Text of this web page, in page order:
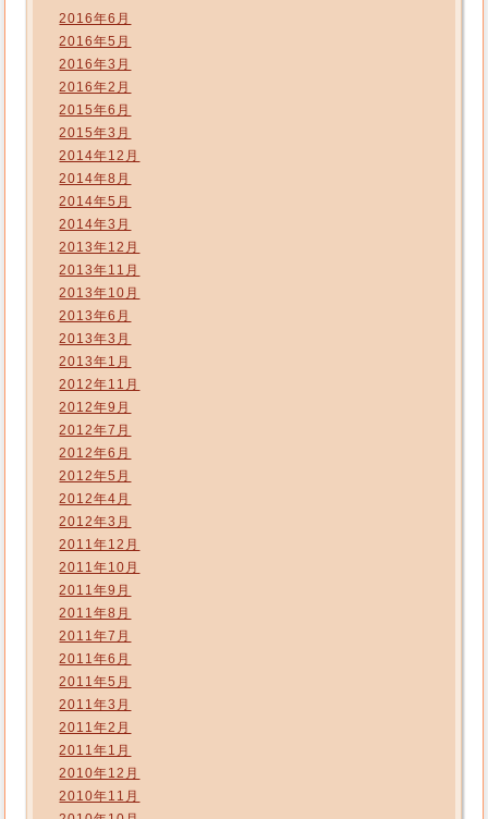
2016年6月
2016年5月
2016年3月
2016年2月
2015年6月
2015年3月
2014年12月
2014年8月
2014年5月
2014年3月
2013年12月
2013年11月
2013年10月
2013年6月
2013年3月
2013年1月
2012年11月
2012年9月
2012年7月
2012年6月
2012年5月
2012年4月
2012年3月
2011年12月
2011年10月
2011年9月
2011年8月
2011年7月
2011年6月
2011年5月
2011年3月
2011年2月
2011年1月
2010年12月
2010年11月